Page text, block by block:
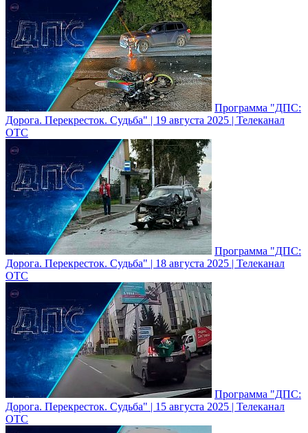
Программа "ДПС:
Дорога. Перекресток. Судьба" | 19 августа 2025 | Телеканал
ОТС
Программа "ДПС:
Дорога. Перекресток. Судьба" | 18 августа 2025 | Телеканал
ОТС
Программа "ДПС:
Дорога. Перекресток. Судьба" | 15 августа 2025 | Телеканал
ОТС